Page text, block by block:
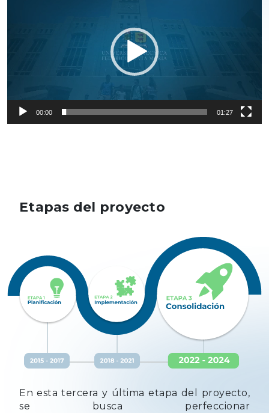
00:00 01:27
Etapas del proyecto
En esta tercera y última etapa del proyecto,
se busca perfeccionar